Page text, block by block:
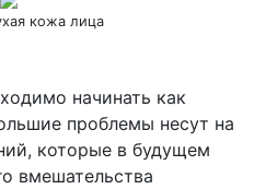
кожа лица
начинать как
проблемы несут на
которые в будущем
вмешательства